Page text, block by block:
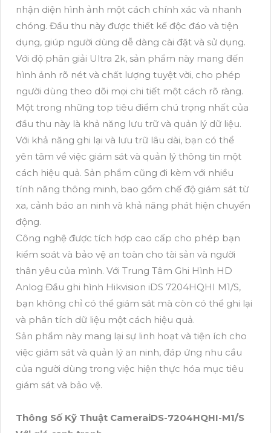
nhận diện hình ảnh một cách chính xác và nhanh
chóng. Đầu thu này được thiết kế độc đáo và tiện
dụng, giúp người dùng dễ dàng cài đặt và sử dụng.
Với độ phân giải Ultra 2k, sản phẩm này mang đến
hình ảnh rõ nét và chất lượng tuyệt vời, cho phép
người dùng theo dõi mọi chi tiết một cách rõ ràng.
Một trong những top tiêu điểm chú trọng nhất của
đầu thu này là khả năng lưu trữ và quản lý dữ liệu.
Với khả năng ghi lại và lưu trữ lâu dài, bạn có thể
yên tâm về việc giám sát và quản lý thông tin một
cách hiệu quả. Sản phẩm cũng đi kèm với nhiều
tính năng thông minh, bao gồm chế độ giám sát từ
xa, cảnh báo an ninh và khả năng phát hiện chuyển
động.
Công nghệ được tích hợp cao cấp cho phép bạn
kiểm soát và bảo vệ an toàn cho tài sản và người
thân yêu của mình. Với Trung Tâm Ghi Hình HD
Anlog Đầu ghi hình Hikvision iDS 7204HQHI M1/S,
bạn không chỉ có thể giám sát mà còn có thể ghi lại
và phân tích dữ liệu một cách hiệu quả.
Sản phẩm này mang lại sự linh hoạt và tiện ích cho
việc giám sát và quản lý an ninh, đáp ứng nhu cầu
của người dùng trong việc hiện thực hóa mục tiêu
giám sát và bảo vệ.
Thông Số Kỹ Thuật CameraiDS-7204HQHI-M1/S